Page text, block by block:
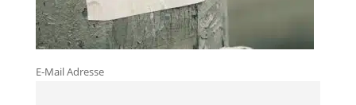
E-Mail Adresse